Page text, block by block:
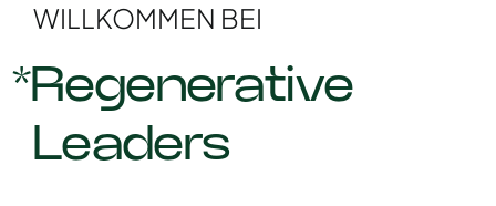
WILLKOMMEN BEI
*Regenerative
Leaders